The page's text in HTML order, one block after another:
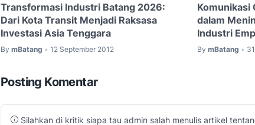
Transformasi Industri Batang 2026:
Dari Kota Transit Menjadi Raksasa
Investasi Asia Tenggara
By mBatang • 12 September 2012
Komunikasi
dalam
Industri
By mBatang •
Posting Komentar
Silahkan di kritik siapa tau admin salah menulis artikel